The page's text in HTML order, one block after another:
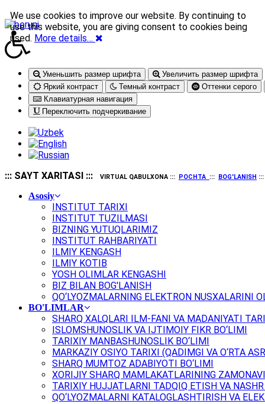
Уменьшить размер шрифта
Увеличить размер шрифта
Яркий контраст
Темный контраст
Оттенки серого
Клавиатурная навигация
Переключить подчеркивание
::: SAYT XARITASI ::: VIRTUAL QABULXONA ::: POCHTA ::: BOG'LANISH
Asosiy
INSTITUT TARIXI
INSTITUT TUZILMASI
BIZNING YUTUQLARIMIZ
INSTITUT RAHBARIYATI
ILMIY KENGASH
ILMIY KOTIB
YOSH OLIMLAR KENGASHI
BIZ BILAN BOG'LANISH
QO‘LYOZMALARNING ELEKTRON NUSXALARINI
BO'LIMLAR
SHARQ XALQLARI ILM-FANI VA MADANIYATI
ISLOMSHUNOSLIK VA IJTIMOIY FIKR BO‘LIMI
TARIXIY MANBASHUNOSLIK BO‘LIMI
MARKAZIY OSIYO TARIXI (QADIMGI VA O‘RTA
SHARQ MUMTOZ ADABIYOTI BO‘LIMI
XORIJIY SHARQ MAMLAKATLARINING
TARIXIY HUJJATLARNI TADQIQ ETISH VA
QO‘LYOZMALARNI KATALOGLASHTIRISH VA
We use cookies to improve our website. By continuing to
use this website, you are giving consent to cookies being
used. More details…